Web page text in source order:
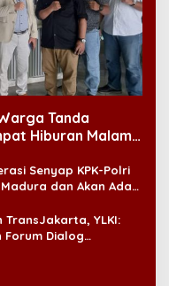
Tanda
Hiburan Malam
Senyap KPK-Polri
dan Akan Ada
YLKI:
Forum Dialog